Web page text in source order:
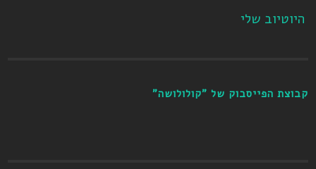
היוטיוב שלי
קבוצת הפייסבוק של "קולולושה"